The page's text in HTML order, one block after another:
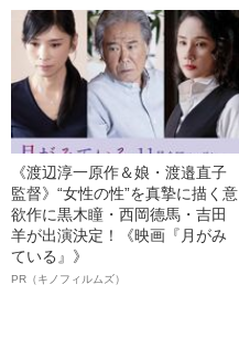
《渡辺淳一原作＆娘・渡邉直子
監督》“女性の性”を真摯に描く意
欲作に黒木瞳・西岡德馬・吉田
羊が出演決定！《映画『月がみ
ている』》
PR（キノフィルムズ）